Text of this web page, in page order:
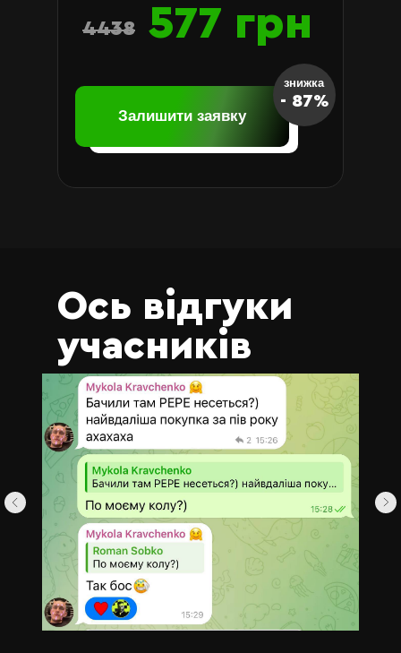
4438 577 грн
Залишити заявку
- 87%
знижка
Ось відгуки
учасників